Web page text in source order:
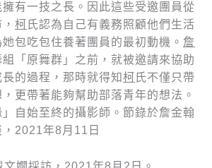
有一技之長。因此這些受邀團員從
柯 氏認為自己有義務照顧他們生活
包吃包住養著團員的最初動機。 詹
組「原舞群」之前，就被邀請來協助
的過程，那時就得知柯 氏不僅只帶
更帶著能夠幫助部落青年的想法。
」自始至終的攝影師。節錄於詹金翰
2021年8月11日